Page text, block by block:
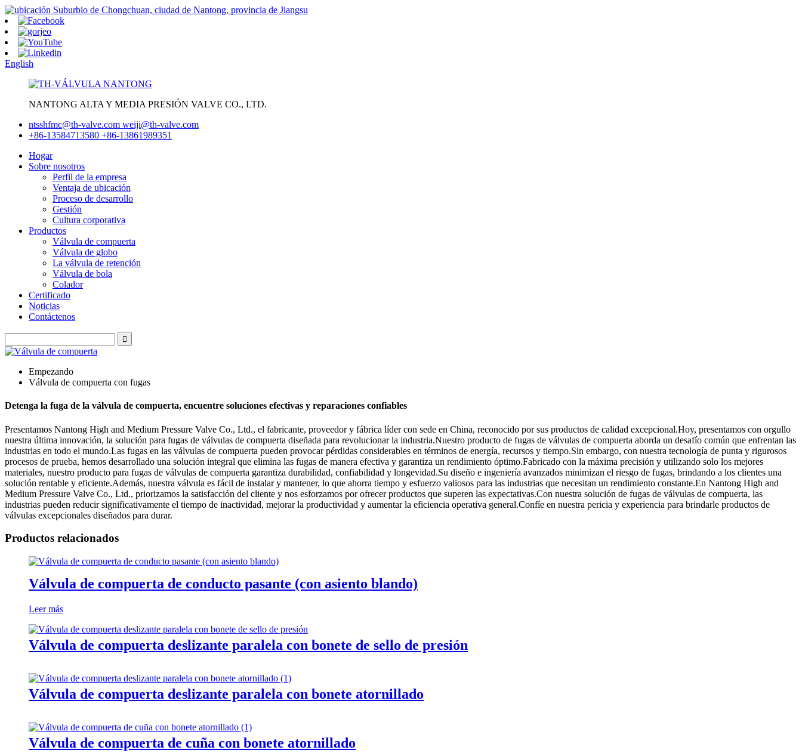
Suburbio de Chongchuan, ciudad de Nantong, provincia de Jiangsu
English
NANTONG ALTA Y MEDIA PRESIÓN VALVE CO., LTD.
ntsshfmc@th-valve.com weiji@th-valve.com
+86-13584713580 +86-13861989351
Hogar
Sobre nosotros
Perfil de la empresa
Ventaja de ubicación
Proceso de desarrollo
Gestión
Cultura corporativa
Productos
Válvula de compuerta
Válvula de globo
La válvula de retención
Válvula de bola
Colador
Certificado
Noticias
Contáctenos
Empezando
Válvula de compuerta con fugas
Detenga la fuga de la válvula de compuerta, encuentre soluciones efectivas y reparaciones confiables
Presentamos Nantong High and Medium Pressure Valve Co., Ltd., el fabricante, proveedor y fábrica líder con sede en China, reconocido por sus productos de calidad excepcional.Hoy, presentamos con orgullo
nuestra última innovación, la solución para fugas de válvulas de compuerta diseñada para revolucionar la industria.Nuestro producto de fugas de válvulas de compuerta aborda un desafío común que enfrentan las
industrias en todo el mundo.Las fugas en las válvulas de compuerta pueden provocar pérdidas considerables en términos de energía, recursos y tiempo.Sin embargo, con nuestra tecnología de punta y rigurosos
procesos de prueba, hemos desarrollado una solución integral que elimina las fugas de manera efectiva y garantiza un rendimiento óptimo.Fabricado con la máxima precisión y utilizando solo los mejores
materiales, nuestro producto para fugas de válvulas de compuerta garantiza durabilidad, confiabilidad y longevidad.Su diseño e ingeniería avanzados minimizan el riesgo de fugas, brindando a los clientes una
solución rentable y eficiente.Además, nuestra válvula es fácil de instalar y mantener, lo que ahorra tiempo y esfuerzo valiosos para las industrias que necesitan un rendimiento constante.En Nantong High and
Medium Pressure Valve Co., Ltd., priorizamos la satisfacción del cliente y nos esforzamos por ofrecer productos que superen las expectativas.Con nuestra solución de fugas de válvulas de compuerta, las
industrias pueden reducir significativamente el tiempo de inactividad, mejorar la productividad y aumentar la eficiencia operativa general.Confíe en nuestra pericia y experiencia para brindarle productos de
válvulas excepcionales diseñados para durar.
Productos relacionados
Válvula de compuerta de conducto pasante (con asiento blando)
Leer más
Válvula de compuerta deslizante paralela con bonete de sello de presión
Válvula de compuerta deslizante paralela con bonete atornillado
Válvula de compuerta de cuña con bonete atornillado